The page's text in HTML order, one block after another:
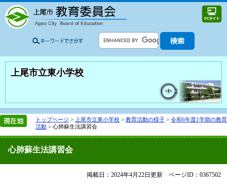
上尾市立東小学校
トップページ > 上尾市立東小学校 > 教育活動の様子 > 令和6年度1学期の教育
活動 > 心肺蘇生法講習会
心肺蘇生法講習会
掲載日：2024年4月22日更新 ページID：0367502